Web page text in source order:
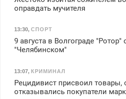
оправдать мучителя
13:30, СПОРТ
9 августа в Волгограде "Ротор"
"Челябинском"
13:07, КРИМИНАЛ
Рецидивист присвоил товары,
отказывались покупатели